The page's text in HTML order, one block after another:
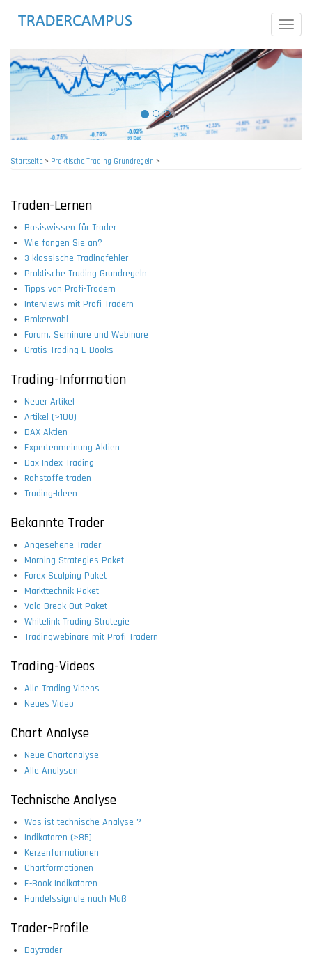
Toggle
Startseite> Praktische Trading Grundregeln >
Traden-Lernen
Basiswissen für Trader
Wie fangen Sie an?
3 klassische Tradingfehler
Praktische Trading Grundregeln
Tipps von Profi-Tradern
Interviews mit Profi-Tradern
Brokerwahl
Forum, Seminare und Webinare
Gratis Trading E-Books
Trading-Information
Neuer Artikel
Artikel (>100)
DAX Aktien
Expertenmeinung Aktien
Dax Index Trading
Rohstoffe traden
Trading-Ideen
Bekannte Trader
Angesehene Trader
Morning Strategies Paket
Forex Scalping Paket
Markttechnik Paket
Vola-Break-Out Paket
Whitelink Trading Strategie
Tradingwebinare mit Profi Tradern
Trading-Videos
Alle Trading Videos
Neues Video
Chart Analyse
Neue Chartanalyse
Alle Analysen
Technische Analyse
Was ist technische Analyse ?
Indikatoren (>85)
Kerzenformationen
Chartformationen
E-Book Indikatoren
Handelssignale nach Maß
Trader-Profile
Daytrader